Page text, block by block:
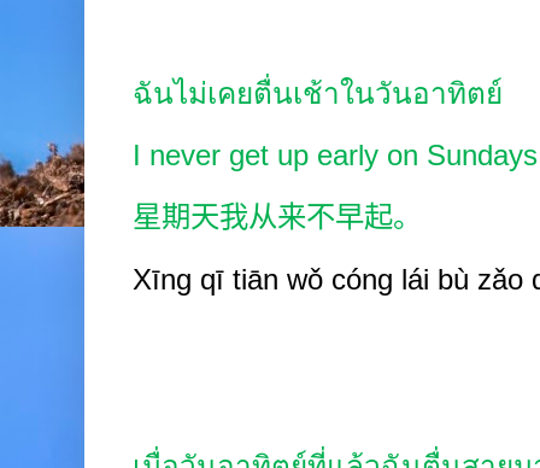
ฉันไม่เคยตื่นเช้าในวันอาทิตย์
I never get up early on
星期天我从来不早起。
Xīng qī tiān wǒ cóng lái bù zǎo